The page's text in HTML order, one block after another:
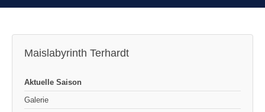
Maislabyrinth Terhardt
Aktuelle Saison
Galerie